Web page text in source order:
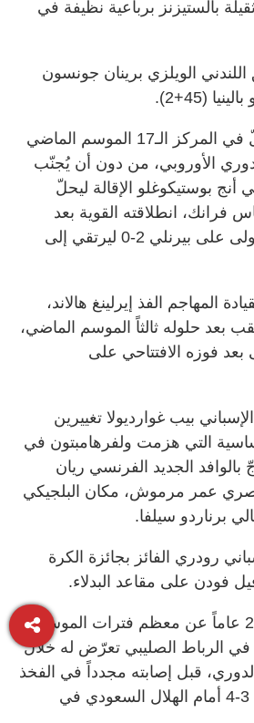
بالستيزنز برباعية نظيفة في
الويلزي برينان جونسون
وتابع توتنهام الذي حلّ في المركز الـ17 الموسم الماضي
الأوروبي، من دون أن يُجنّب
أنج بوستيكوغلو الإقالة ليحلّ
فرانك، انطلاقته القوية بعد
فوزه في المرحلة الأولى على بيرنلي 2-0 ليرتقي إلى
المهاجم الفذ إيرلينغ هالاند،
بعد حلوله ثالثاً الموسم الماضي،
بعد فوزه الافتتاحي على
بيب غوارديولا تغييرين
التي هزمت ولفرهامبتون في
بالوافد الجديد الفرنسي ريان
عمر مرموش، مكان البلجيكي
برناردو سيلفا.
رودري الفائز بجائزة الكرة
وغاب رودري البالغ 29 عاماً عن معظم فترات الموسم
الرباط الصليبي تعرّض له خلال
قبل إصابته مجدداً في الفخذ
خلال مباراة الخسارة 3-4 أمام الهلال السعودي في